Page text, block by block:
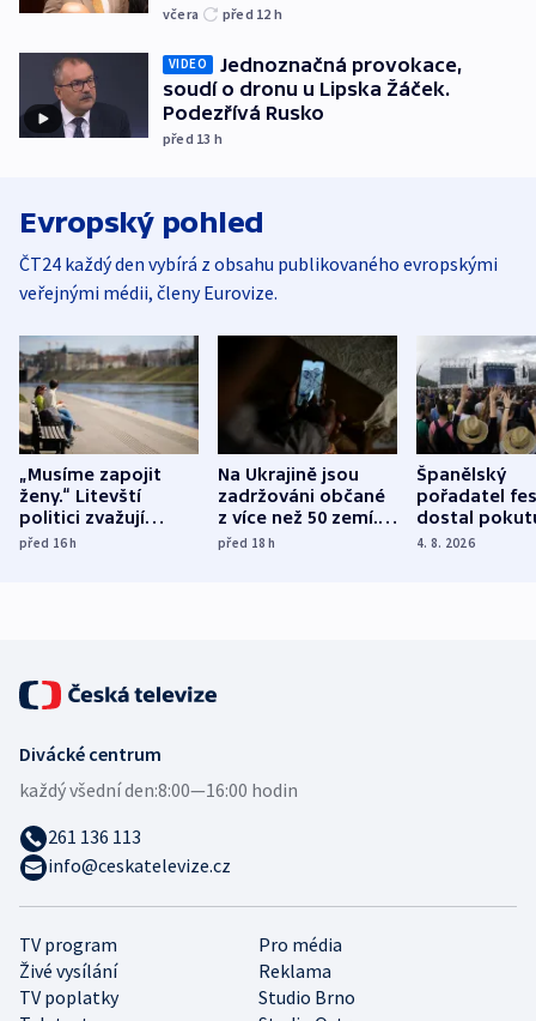
včera před 12 h
VIDEO
Jednoznačná provokace,
soudí o dronu u Lipska Žáček.
Podezřívá Rusko
před 13 h
Evropský pohled
ČT24 každý den vybírá z obsahu publikovaného evropskými
veřejnými médii, členy Eurovize.
„Musíme zapojit
ženy.“ Litevští
politici zvažují
dohodu o
před 16h
Na Ukrajině jsou
zadržováni občané
z více než 50 zemí.
Bojovali na straně
před 18h
Španělský
pořadatel
dostal
nekalé
4. 8. 2026
TV program
Pro média
Živé vysílání
Reklama
TV poplatky
Studio Brno
Divácké centrum
každý všední den:8:00—16:00 hodin
261 136 113
info@ceskatelevize.cz